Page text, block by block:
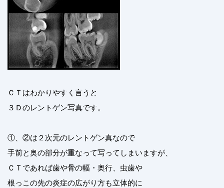
ＣＴはわかりやすく言うと
３Ｄのレントゲン写真です。
①、②は２次元のレントゲン真なので
手前と奥の部分が重なって写ってしまいますが、
ＣＴであれば歯や骨の幅・奥行、虫歯や
根っこの先の炎症の広がり方も立体的に